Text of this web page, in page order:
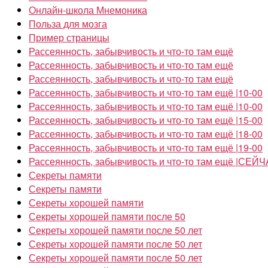
Онлайн-школа Мнемоника
Польза для мозга
Пример страницы
Рассеянность, забывчивость и что-то там ещё
Рассеянность, забывчивость и что-то там ещё
Рассеянность, забывчивость и что-то там ещё
Рассеянность, забывчивость и что-то там ещё |10-00
Рассеянность, забывчивость и что-то там ещё |10-00
Рассеянность, забывчивость и что-то там ещё |15-00
Рассеянность, забывчивость и что-то там ещё |18-00
Рассеянность, забывчивость и что-то там ещё |19-00
Рассеянность, забывчивость и что-то там ещё
Секреты памяти
Секреты памяти
Секреты хорошей памяти
Секреты хорошей памяти после 50
Секреты хорошей памяти после 50 лет
Секреты хорошей памяти после 50 лет
Секреты хорошей памяти после 50 лет